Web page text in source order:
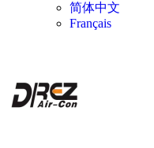
简体中文
Français